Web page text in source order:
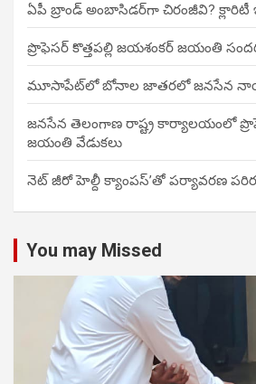
ఏపీ బ్రాండ్ అంబాసిడర్‌గా చిరంజీవి?
ప్రొఫెసర్ కొత్తపల్లి జయశంకర్ జయంతి
మూసాపేట్‌లో బోనాల జాతరలో జనసేన
జనసేన తెలంగాణ రాష్ట్ర కార్యాలయంలో
జయంతి వేడుకలు
నెట్ జీరో హెల్దీ క్యాంపస్’తో పర్యావరణ
You may Missed